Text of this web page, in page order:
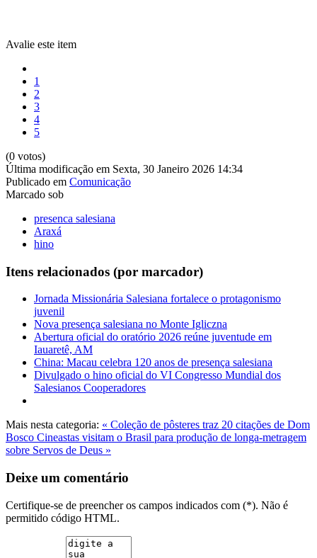
Avalie este item
1
2
3
4
5
(0 votos)
Última modificação em Sexta, 30 Janeiro 2026 14:34
Publicado em Comunicação
Marcado sob
presenca salesiana
Araxá
hino
Itens relacionados (por marcador)
Jornada Missionária Salesiana fortalece o protagonismo
juvenil
Nova presença salesiana no Monte Igliczna
Abertura oficial do oratório 2026 reúne juventude em
Iauaretê, AM
China: Macau celebra 120 anos de presença salesiana
Divulgado o hino oficial do VI Congresso Mundial dos
Salesianos Cooperadores
Mais nesta categoria: « Coleção de pôsteres traz 20 citações de Dom
Bosco Cineastas visitam o Brasil para produção de longa-metragem
sobre Servos de Deus »
Deixe um comentário
Certifique-se de preencher os campos indicados com (*). Não é
permitido código HTML.